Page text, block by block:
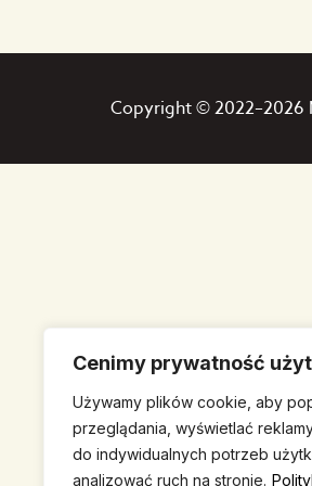
Cenimy prywatność
Używamy plików cookie, aby
przeglądania, wyświetlać
do indywidualnych potrzeb
analizować ruch na stronie.
Copyright © 2022–2026